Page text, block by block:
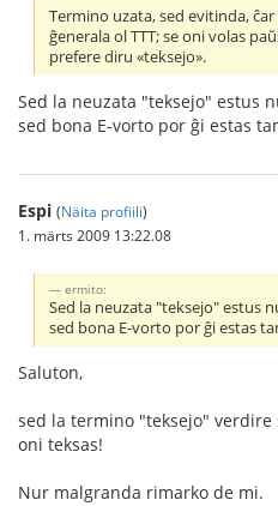
Termino uzata, sed evitinda,
ĝenerala ol TTT; se oni volas
prefere diru «teksejo».
Sed la neuzata "teksejo" estus
sed bona E-vorto por ĝi estas
Espi (Näita profiili)
1. märts 2009 13:22.08
ermito:
Sed la neuzata "teksejo" estus
sed bona E-vorto por ĝi estas
Saluton,
sed la termino "teksejo" verdire
oni teksas!
Nur malgranda rimarko de mi.